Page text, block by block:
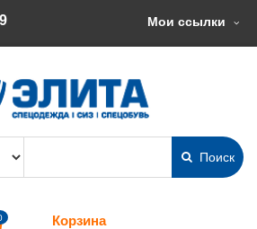
Мои ссылки
Поиск
Корзина